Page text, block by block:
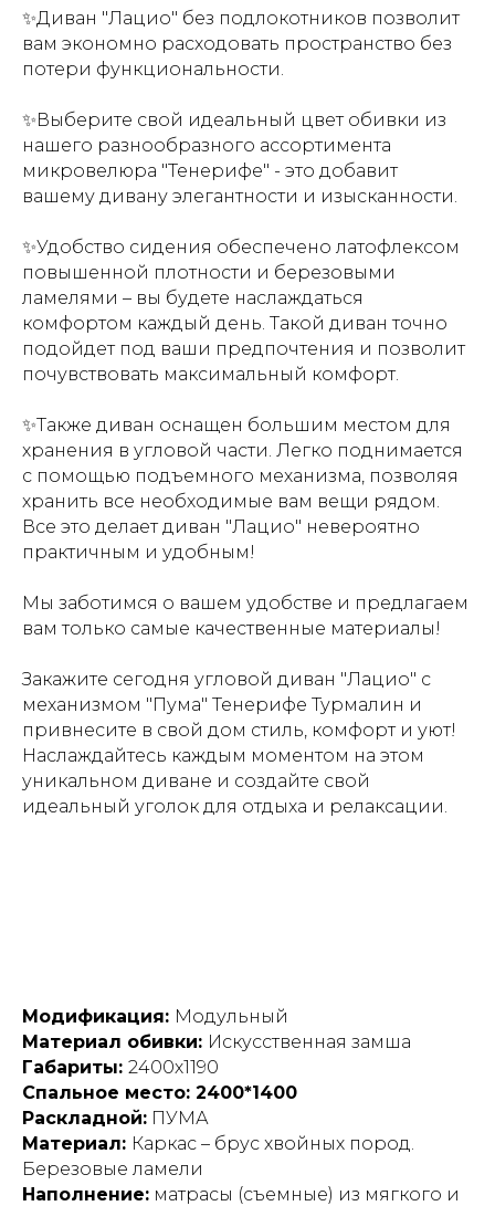
✨Диван "Лацио" без подлокотников позволит
вам экономно расходовать пространство без
потери функциональности.
✨Выберите свой идеальный цвет обивки из
нашего разнообразного ассортимента
микровелюра "Тенерифе" - это добавит
вашему дивану элегантности и изысканности.
✨Удобство сидения обеспечено латофлексом
повышенной плотности и березовыми
ламелями – вы будете наслаждаться
комфортом каждый день. Такой диван точно
подойдет под ваши предпочтения и позволит
почувствовать максимальный комфорт.
✨Также диван оснащен большим местом для
хранения в угловой части. Легко поднимается
с помощью подъемного механизма, позволяя
хранить все необходимые вам вещи рядом.
Все это делает диван "Лацио" невероятно
практичным и удобным!
Мы заботимся о вашем удобстве и предлагаем
вам только самые качественные материалы!
Закажите сегодня угловой диван "Лацио" с
механизмом "Пума" Тенерифе Турмалин и
привнесите в свой дом стиль, комфорт и уют!
Наслаждайтесь каждым моментом на этом
уникальном диване и создайте свой
идеальный уголок для отдыха и релаксации.
Модификация: Модульный
Материал обивки: Искусственная замша
Габариты: 2400х1190
Спальное место: 2400*1400
Раскладной: ПУМА
Материал: Каркас – брус хвойных пород.
Березовые ламели
Наполнение: матрасы (съемные) из мягкого и